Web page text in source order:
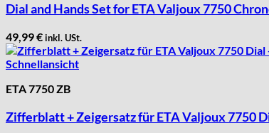
HF Bauer
HPP „Henzi & Pfaff"
Index
Intese
ISA
Junghans
Dial and Hands Set for ETA Valjoux 7750
49,99€inkl. USt.
Schnellansicht
ETA 7750 ZB
Zifferblatt + Zeigersatz für ETA Valjoux 7750